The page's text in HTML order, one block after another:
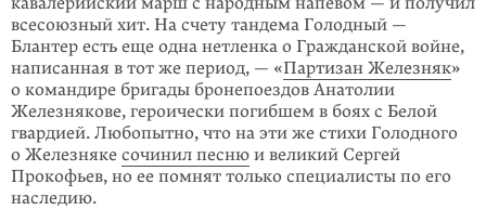
всесоюз­ный хит. На счету тандема Голод­ный —
Блантер есть еще одна нетленка о Гражданской войне,
написанная в тот же период, — «Партизан Железняк»
о коман­дире бригады бронепоездов Анатолии
Железнякове, героически погибшем в боях с Белой
гвардией. Любопытно, что на эти же стихи Голодного
о Железняке сочинил песню и великий Сергей
Прокофьев, но ее помнят только специалисты по его
наследию.